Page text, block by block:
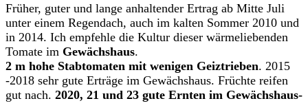
Früher, guter und lange anhaltender Ertrag ab Mitte Juli
unter einem Regendach, auch im kalten Sommer 2010 und
in 2014. Ich empfehle die Kultur dieser wärmeliebenden
Tomate im Gewächshaus.
2 m hohe Stabtomaten mit wenigen Geiz­trieben. 2015
-2018 sehr gute Erträge im Gewächshaus. Früchte reifen
gut nach. 2020, 21 und 23 gute Ernten im Gewächshaus-